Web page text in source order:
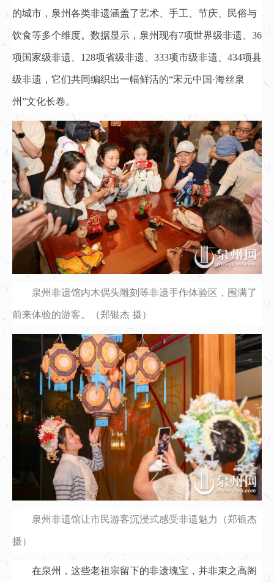
的城市，泉州各类非遗涵盖了艺术、手工、节庆、民俗与
饮食等多个维度。数据显示，泉州现有7项世界级非遗、36
项国家级非遗、128项省级非遗、333项市级非遗、434项县
级非遗，它们共同编织出一幅鲜活的“宋元中国·海丝泉
州”文化长卷。
泉州非遗馆内木偶头雕刻等非遗手作体验区，围满了
前来体验的游客。（郑银杰 摄）
泉州非遗馆让市民游客沉浸式感受非遗魅力（郑银杰
摄）
在泉州，这些老祖宗留下的非遗瑰宝，并非束之高阁